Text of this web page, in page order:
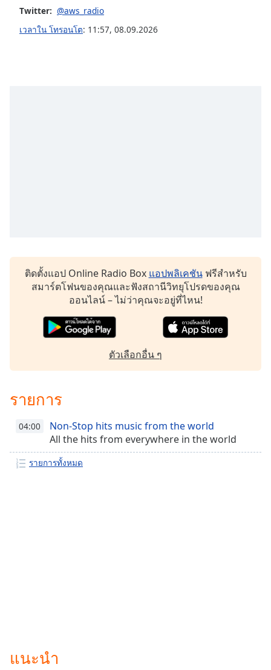
Opacity
dialog
Twitter: @aws_radio
เวลาใน โทรอนโต: 11:57, 08.09.2026
ติดตั้งแอป Online Radio Box แอปพลิเคชันฟรีสำหรับ
สมาร์ตโฟนของคุณและฟังสถานีวิทยุโปรดของคุณ
ออนไลน์ – ไม่ว่าคุณจะอยู่ที่ไหน!
ตัวเลือกอื่น ๆ
รายการ
04:00
Non-Stop hits music from the world
All the hits from everywhere in the world
รายการทั้งหมด
แนะนำ